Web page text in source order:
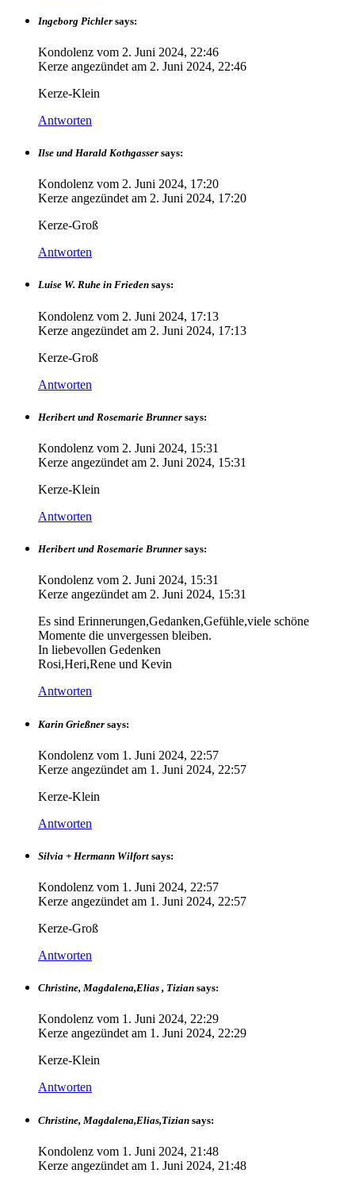
Ingeborg Pichler says:
Kondolenz vom 2. Juni 2024, 22:46
Kerze angezündet am 2. Juni 2024, 22:46
Kerze-Klein
Antworten
Ilse und Harald Kothgasser says:
Kondolenz vom 2. Juni 2024, 17:20
Kerze angezündet am 2. Juni 2024, 17:20
Kerze-Groß
Antworten
Luise W. Ruhe in Frieden says:
Kondolenz vom 2. Juni 2024, 17:13
Kerze angezündet am 2. Juni 2024, 17:13
Kerze-Groß
Antworten
Heribert und Rosemarie Brunner says:
Kondolenz vom 2. Juni 2024, 15:31
Kerze angezündet am 2. Juni 2024, 15:31
Kerze-Klein
Antworten
Heribert und Rosemarie Brunner says:
Kondolenz vom 2. Juni 2024, 15:31
Kerze angezündet am 2. Juni 2024, 15:31
Es sind Erinnerungen,Gedanken,Gefühle,viele schöne
Momente die unvergessen bleiben.
In liebevollen Gedenken
Rosi,Heri,Rene und Kevin
Antworten
Karin Grießner says:
Kondolenz vom 1. Juni 2024, 22:57
Kerze angezündet am 1. Juni 2024, 22:57
Kerze-Klein
Antworten
Silvia + Hermann Wilfort says:
Kondolenz vom 1. Juni 2024, 22:57
Kerze angezündet am 1. Juni 2024, 22:57
Kerze-Groß
Antworten
Christine, Magdalena,Elias , Tizian says:
Kondolenz vom 1. Juni 2024, 22:29
Kerze angezündet am 1. Juni 2024, 22:29
Kerze-Klein
Antworten
Christine, Magdalena,Elias,Tizian says:
Kondolenz vom 1. Juni 2024, 21:48
Kerze angezündet am 1. Juni 2024, 21:48